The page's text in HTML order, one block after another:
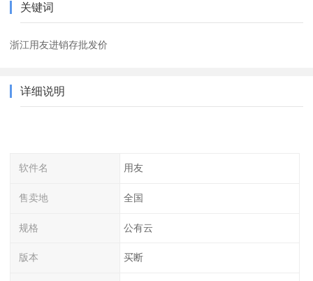
关键词
浙江用友进销存批发价
详细说明
软件名 用友
售卖地 全国
规格 公有云
版本 买断